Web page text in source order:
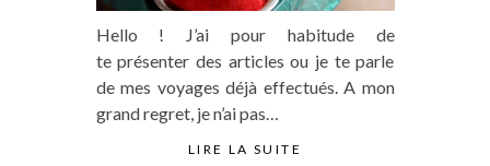
Hello ! J’ai pour habitude de
te présenter des articles ou je te parle
de mes voyages déjà effectués. A mon
grand regret, je n’ai pas…
LIRE LA SUITE